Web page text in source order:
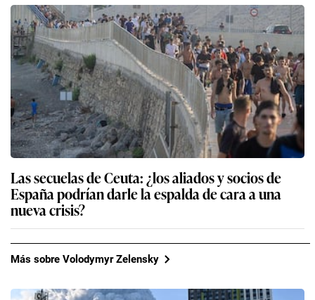
Las secuelas de Ceuta: ¿los aliados y socios de
España podrían darle la espalda de cara a una
nueva crisis?
Más sobre Volodymyr Zelensky